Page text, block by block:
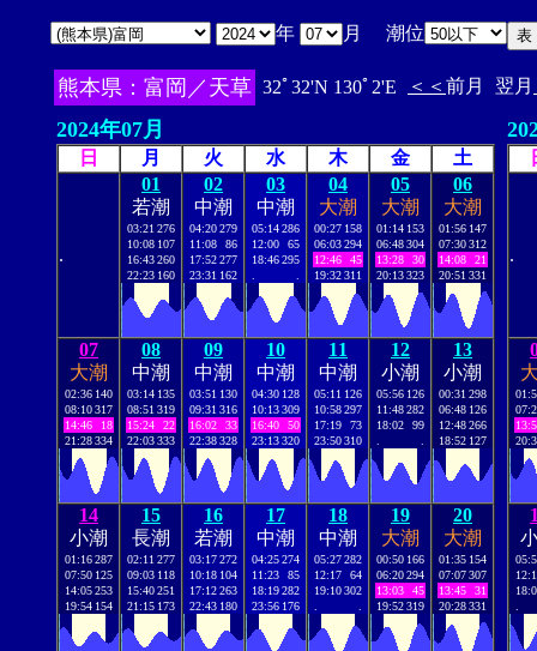
年 月 潮位
熊本県：富岡／天草 32ﾟ32'N 130ﾟ2'E ＜＜ 前月 翌月
2024年07月
日 月 火 水 木 金 土
.
01
若潮
03:21 276
10:08 107
16:43260
22:23 160
02
中潮
04:20279
11:08
86
17:52277
23:31 162
03
中潮
05:14286
12:00
65
18:46295
04
大潮
00:27 158
06:03294
12:46
45
19:32311
05
大潮
01:14 153
06:48304
13:28
30
20:13323
06
大潮
01:56 147
07:30312
14:08
21
20:51 331
07
大潮
02:36 140
08:10317
14:46
18
21:28334
08
中潮
03:14 135
08:51 319
15:24
22
22:03333
09
中潮
03:51 130
09:31 316
16:02
33
22:38328
10
中潮
04:30 128
10:13309
16:40
50
23:13320
11
中潮
05:11 126
10:58297
17:19
73
23:50310
12
小潮
05:56 126
11:48282
18:02
99
13
小潮
00:31 298
06:48 126
12:48266
18:52 127
14
小潮
01:16287
07:50 125
14:05253
19:54 154
15
長潮
02:11 277
09:03 118
15:40251
21:15 173
16
若潮
03:17272
10:18 104
17:12263
22:43 180
17
中潮
04:25274
11:23
85
18:19282
23:56 176
18
中潮
05:27282
12:17
64
19:10302
19
大潮
00:50 166
06:20294
13:03
45
19:52319
20
大潮
01:35 154
07:07307
13:45
31
20:28331
.